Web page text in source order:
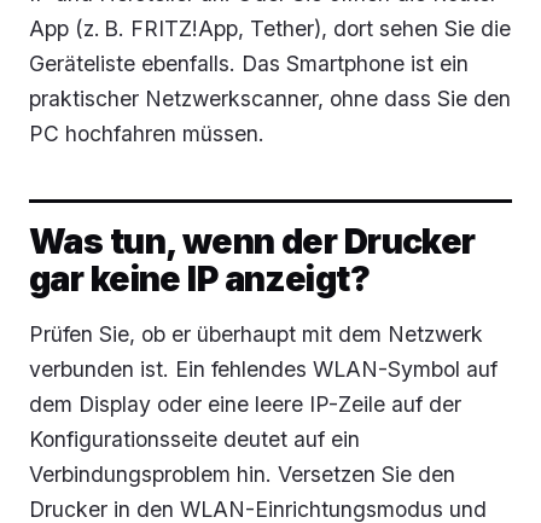
App (z. B. FRITZ!App, Tether), dort sehen Sie die
Geräteliste ebenfalls. Das Smartphone ist ein
praktischer Netzwerkscanner, ohne dass Sie den
PC hochfahren müssen.
Was tun, wenn der Drucker
gar keine IP anzeigt?
Prüfen Sie, ob er überhaupt mit dem Netzwerk
verbunden ist. Ein fehlendes WLAN-Symbol auf
dem Display oder eine leere IP-Zeile auf der
Konfigurationsseite deutet auf ein
Verbindungsproblem hin. Versetzen Sie den
Drucker in den WLAN-Einrichtungsmodus und